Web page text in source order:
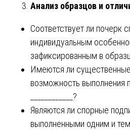
Анализ образцов и
Соответствует ли почерк
индивидуальным
зафиксированным в
Имеются ли
возможность выполнения
____________?
Являются ли спорные
выполненными одним и